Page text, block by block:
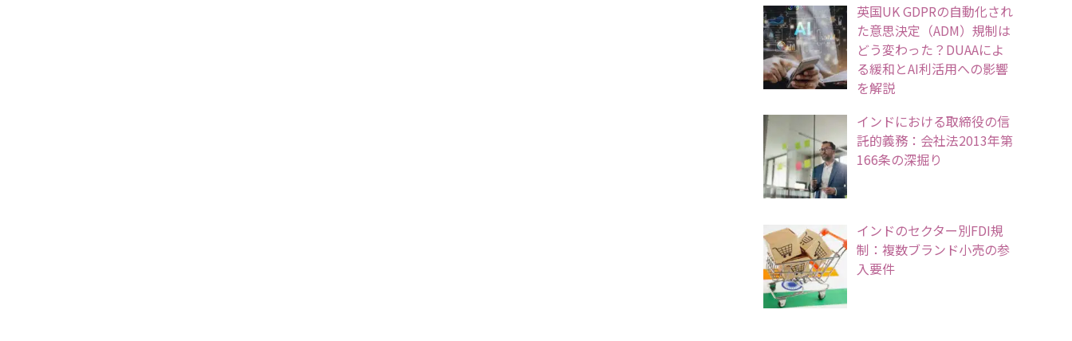
英国UK GDPRの自動化され
た意思決定（ADM）規制は
どう変わった？DUAAによ
る緩和とAI利活用への影響
を解説
インドにおける取締役の信
託的義務：会社法2013年第
166条の深掘り
インドのセクター別FDI規
制：複数ブランド小売の参
入要件